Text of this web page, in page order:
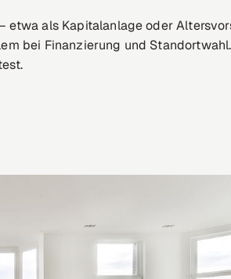
etwa als Kapitalanlage oder
bei Finanzierung und